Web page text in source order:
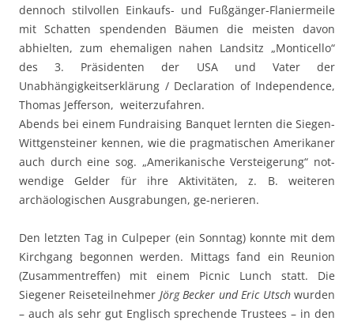
dennoch stilvollen Einkaufs- und Fußgänger-Flaniermeile
mit Schatten spendenden Bäumen die meisten davon
abhielten, zum ehemaligen nahen Landsitz „Monticello“
des 3. Präsidenten der USA und Vater der
Unabhängigkeitserklärung / Declaration of Independence,
Thomas Jefferson, weiterzufahren.
Abends bei einem Fundraising Banquet lernten die Siegen-
Wittgensteiner kennen, wie die pragmatischen Amerikaner
auch durch eine sog. „Amerikanische Versteigerung“ not-
wendige Gelder für ihre Aktivitäten, z. B. weiteren
archäologischen Ausgrabungen, ge-nerieren.
Den letzten Tag in Culpeper (ein Sonntag) konnte mit dem
Kirchgang begonnen werden. Mittags fand ein Reunion
(Zusammentreffen) mit einem Picnic Lunch statt. Die
Siegener Reiseteilnehmer Jörg Becker und Eric Utschwurden
– auch als sehr gut Englisch sprechende Trustees – in den